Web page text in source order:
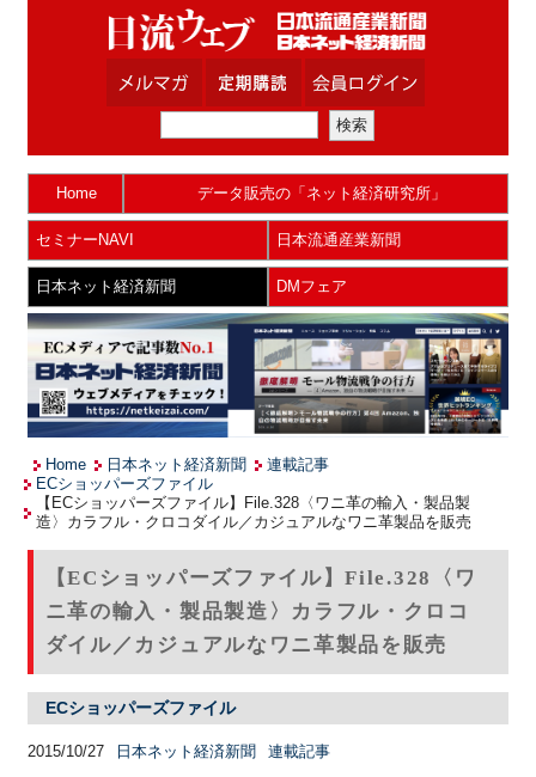
Home データ販売の「ネット経済研究所」
セミナーNAVI 日本流通産業新聞
日本ネット経済新聞 DMフェア
Home 日本ネット経済新聞
連載記事
ECショッパーズファイル
【ECショッパーズファイル】File.328〈ワニ革の輸入・製品製
造〉カラフル・クロコダイル／カジュアルなワニ革製品を販売
【ECショッパーズファイル】File.328〈ワ
ニ革の輸入・製品製造〉カラフル・クロコ
ダイル／カジュアルなワニ革製品を販売
ECショッパーズファイル
2015/10/27 日本ネット経済新聞 連載記事